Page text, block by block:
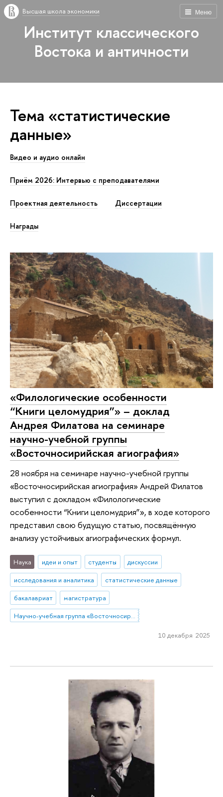
Меню
Высшая школа экономики
Институт классического
Востока и античности
Тема «статистические
данные»
Видео и аудио онлайн
Приём 2026: Интервью с преподавателями
Проектная деятельность Диссертации
Награды
«Филологические особенности
“Книги целомудрия”» – доклад
Андрея Филатова на семинаре
научно-учебной группы
«Восточносирийская агиография»
28 ноября на семинаре научно-учебной группы
«Восточносирийская агиография» Андрей Филатов
выступил с докладом «Филологические
особенности “Книги целомудрия”», в ходе которого
представил свою будущую статью, посвящённую
анализу устойчивых агиографических формул.
Наука идеи и опыт студенты
дискуссии
исследования и аналитика
статистические данные
бакалавриат
магистратура
10 декабря 2025